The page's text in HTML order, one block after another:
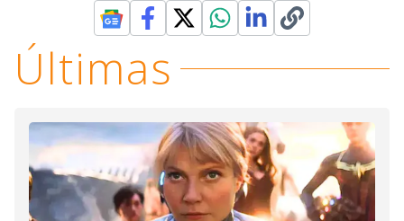
Últimas